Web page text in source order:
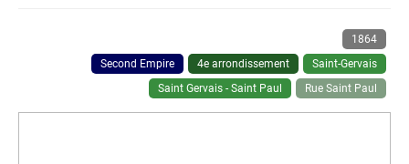
1864
Second Empire
4e arrondissement
Saint-Gervais
Saint Gervais - Saint Paul
Rue Saint Paul